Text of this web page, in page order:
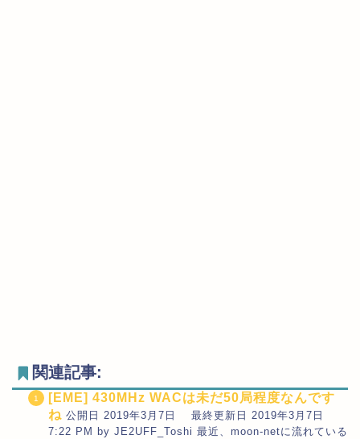
関連記事:
[EME] 430MHz WACは未だ50局程度なんです
ね 公開日 2019年3月7日 最終更新日 2019年3月7日
7:22 PM by JE2UFF_Toshi 最近、moon-netに流れている